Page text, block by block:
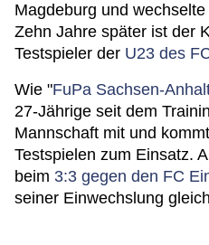
Magdeburg und
Zehn Jahre später ist der
Testspieler der U23 des
Wie "FuPa Sachsen-
27-Jährige seit dem
Mannschaft mit und
Testspielen zum Einsatz.
beim 3:3 gegen den FC
seiner Einwechslung